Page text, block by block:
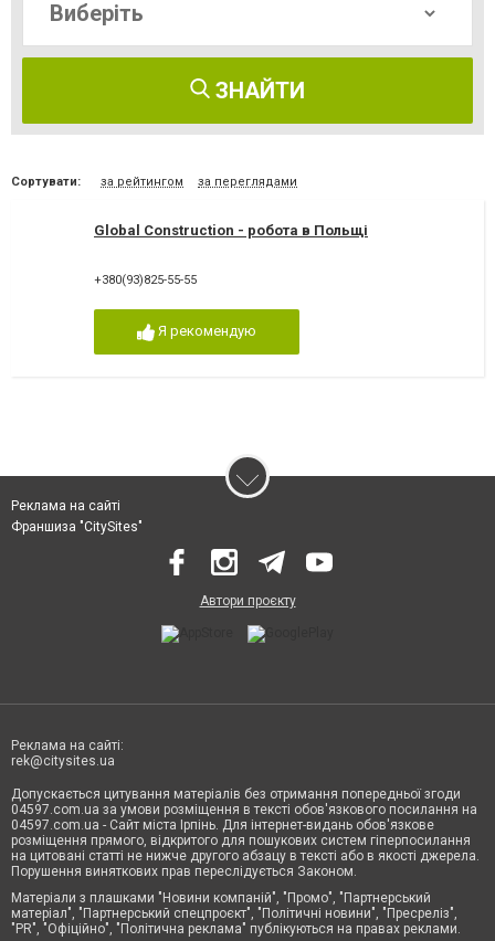
ЗНАЙТИ
Сортувати: за рейтингом за переглядами
Global Construction - робота в Польщі
+380(93)825-55-55
Я рекомендую
Реклама на сайті
Франшиза "CitySites"
Автори проєкту
Реклама на сайті:
rek@citysites.ua
Допускається цитування матеріалів без отримання попередньої згоди
04597.com.ua за умови розміщення в тексті обов'язкового посилання на
04597.com.ua - Сайт міста Ірпінь. Для інтернет-видань обов'язкове
розміщення прямого, відкритого для пошукових систем гіперпосилання
на цитовані статті не нижче другого абзацу в тексті або в якості джерела.
Порушення виняткових прав переслідується Законом.
Матеріали з плашками "Новини компаній", "Промо", "Партнерський
матеріал", "Партнерський спецпроєкт", "Політичні новини", "Пресреліз",
"PR", "Офіційно", "Політична реклама" публікуються на правах реклами.